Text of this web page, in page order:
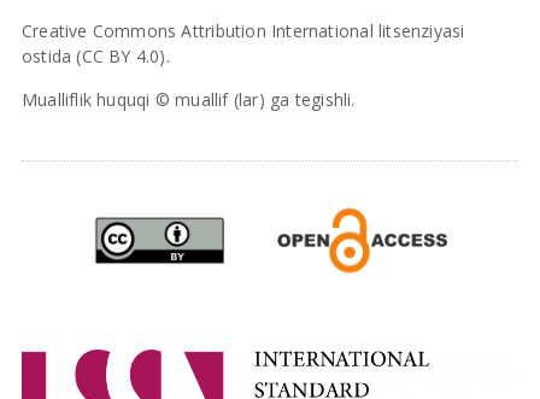
Creative Commons Attribution International litsenziyasi
ostida (CC BY 4.0).
Mualliflik huquqi © muallif (lar) ga tegishli.